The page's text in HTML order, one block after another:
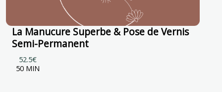
La Manucure Superbe & Pose de Vernis
Semi-Permanent
52.5€
50 MIN